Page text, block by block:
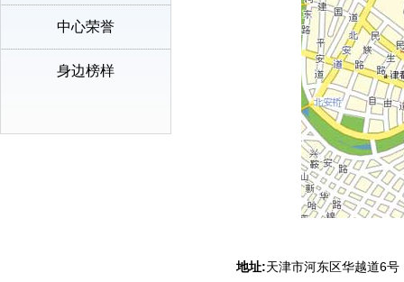
中心荣誉
身边榜样
地址:天津市河东区华越道6号